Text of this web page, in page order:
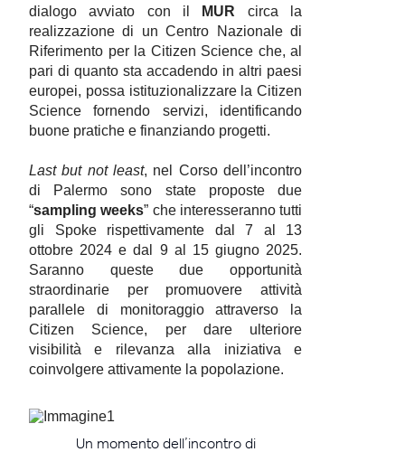
dialogo avviato con il
MUR circa la
realizzazione di un Centro Nazionale di
Riferimento per la Citizen Science che, al
pari di quanto sta accadendo in altri paesi
europei, possa istituzionalizzare la Citizen
Science fornendo servizi, identificando
buone pratiche e finanziando progetti.
Last but not least, nel Corso dell’incontro
di Palermo sono state proposte due
“sampling weeks” che interesseranno tutti
gli Spoke rispettivamente dal 7 al 13
ottobre 2024 e dal 9 al 15 giugno 2025.
Saranno queste due opportunità
straordinarie per promuovere attività
parallele di monitoraggio attraverso la
Citizen Science, per dare ulteriore
visibilità e rilevanza alla iniziativa e
coinvolgere attivamente la popolazione.
Un momento dell’incontro di